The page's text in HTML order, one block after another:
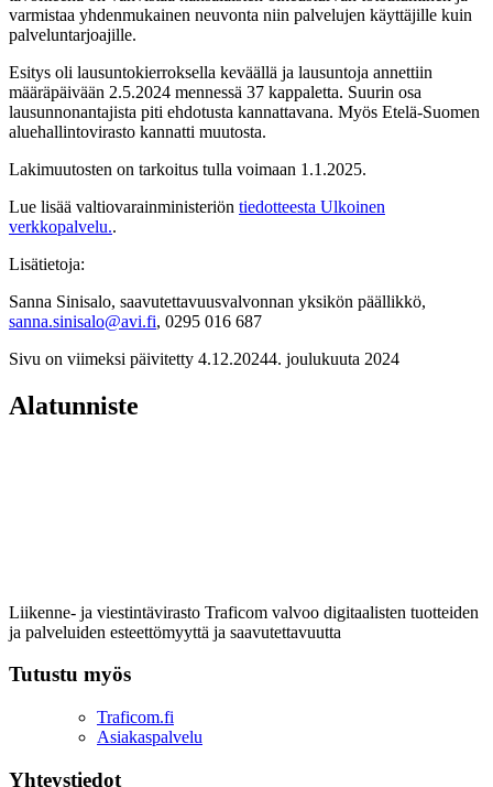
varmistaa yhdenmukainen neuvonta niin palvelujen käyttäjille kuin
palveluntarjoajille.
Esitys oli lausuntokierroksella keväällä ja lausuntoja annettiin
määräpäivään 2.5.2024 mennessä 37 kappaletta. Suurin osa
lausunnonantajista piti ehdotusta kannattavana. Myös Etelä-Suomen
aluehallintovirasto kannatti muutosta.
Lakimuutosten on tarkoitus tulla voimaan 1.1.2025.
Lue lisää valtiovarainministeriön tiedotteesta Ulkoinen
verkkopalvelu..
Lisätietoja:
Sanna Sinisalo, saavutettavuusvalvonnan yksikön päällikkö,
sanna.sinisalo@avi.fi, 0295 016 687
Sivu on viimeksi päivitetty 4.12.20244. joulukuuta 2024
Alatunniste
Liikenne- ja viestintävirasto Traficom valvoo digitaalisten tuotteiden
ja palveluiden esteettömyyttä ja saavutettavuutta
Tutustu myös
Traficom.fi
Asiakaspalvelu
Yhteystiedot